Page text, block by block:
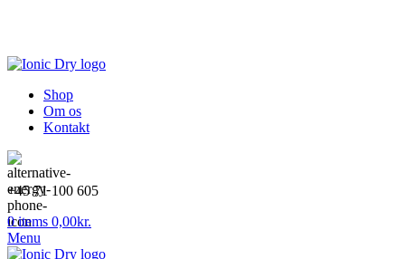
Shop
Om os
Kontakt
+45 71 100 605
0items 0,00kr.
Menu